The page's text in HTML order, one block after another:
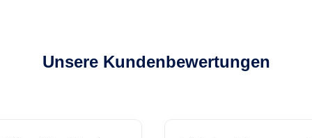
Unsere Kundenbewertungen